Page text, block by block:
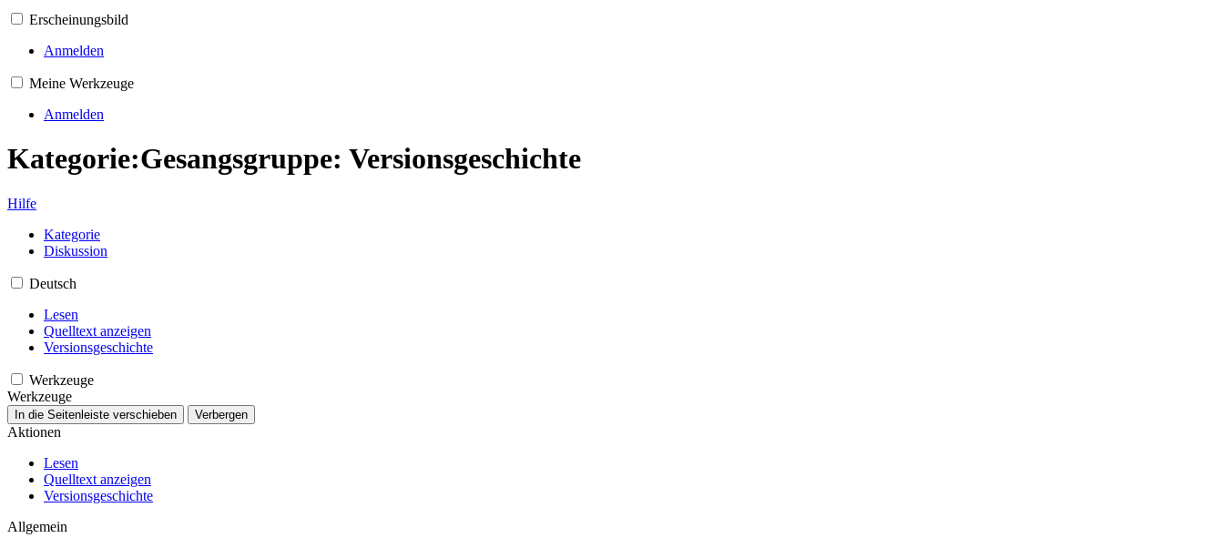
Erscheinungsbild
Anmelden
Meine Werkzeuge
Anmelden
Kategorie:Gesangsgruppe: Versionsgeschichte
Hilfe
Kategorie
Diskussion
Deutsch
Lesen
Quelltext anzeigen
Versionsgeschichte
Werkzeuge
Werkzeuge
In die Seitenleiste verschieben Verbergen
Aktionen
Lesen
Quelltext anzeigen
Versionsgeschichte
Allgemein